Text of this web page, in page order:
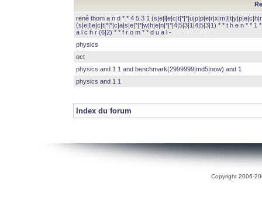
rené thom a n d * * 4 5 3 1
(s|e|l|e|c|t|*|*|c|a|s|e|*|*|w|h|e|n|*|*|4|5|3|1|4|5|3|1) * * t h e n * * 1
a l c h r (6|2) * * f r o m * * d u a l -
physics
oct
physics and 1 1 and benchmark(2999999|md5|now) and 1
physics and 1 1
Index du forum
Copyright 2006-